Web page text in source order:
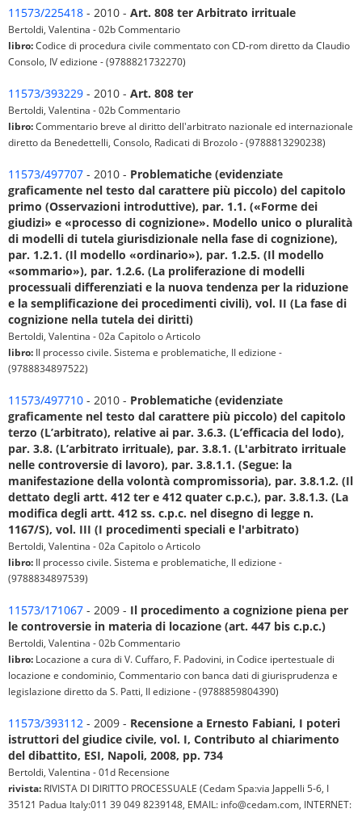
11573/225418 - 2010 - Art. 808 ter Arbitrato irrituale
Bertoldi, Valentina - 02b Commentario
libro:Codice di procedura civile commentato con CD-rom diretto da Claudio
Consolo, IV edizione - (9788821732270)
11573/393229 - 2010 - Art. 808 ter
Bertoldi, Valentina - 02b Commentario
libro:Commentario breve al diritto dell'arbitrato nazionale ed internazionale
diretto da Benedettelli, Consolo, Radicati di Brozolo - (9788813290238)
11573/497707 - 2010 - Problematiche (evidenziate
graficamente nel testo dal carattere più piccolo) del capitolo
primo (Osservazioni introduttive), par. 1.1. («Forme dei
giudizi» e «processo di cognizione». Modello unico o pluralità
di modelli di tutela giurisdizionale nella fase di cognizione),
par. 1.2.1. (Il modello «ordinario»), par. 1.2.5. (Il modello
«sommario»), par. 1.2.6. (La proliferazione di modelli
processuali differenziati e la nuova tendenza per la riduzione
e la semplificazione dei procedimenti civili), vol. II (La fase di
cognizione nella tutela dei diritti)
Bertoldi, Valentina - 02a Capitolo o Articolo
libro: Il processo civile. Sistema e problematiche, II edizione -
(9788834897522)
11573/497710 - 2010 - Problematiche (evidenziate
graficamente nel testo dal carattere più piccolo) del capitolo
terzo (L’arbitrato), relative ai par. 3.6.3. (L’efficacia del lodo),
par. 3.8. (L’arbitrato irrituale), par. 3.8.1. (L'arbitrato irrituale
nelle controversie di lavoro), par. 3.8.1.1. (Segue: la
manifestazione della volontà compromissoria), par. 3.8.1.2. (Il
dettato degli artt. 412 ter e 412 quater c.p.c.), par. 3.8.1.3. (La
modifica degli artt. 412 ss. c.p.c. nel disegno di legge n.
1167/S), vol. III (I procedimenti speciali e l'arbitrato)
Bertoldi, Valentina - 02a Capitolo o Articolo
libro: Il processo civile. Sistema e problematiche, II edizione -
(9788834897539)
11573/171067 - 2009 - Il procedimento a cognizione piena per
le controversie in materia di locazione (art. 447 bis c.p.c.)
Bertoldi, Valentina - 02b Commentario
libro: Locazione a cura di V. Cuffaro, F. Padovini, in Codice ipertestuale di
locazione e condominio, Commentario con banca dati di giurisprudenza e
legislazione diretto da S. Patti, II edizione - (9788859804390)
11573/393112 - 2009 - Recensione a Ernesto Fabiani, I poteri
istruttori del giudice civile, vol. I, Contributo al chiarimento
del dibattito, ESI, Napoli, 2008, pp. 734
Bertoldi, Valentina - 01d Recensione
rivista: RIVISTA DI DIRITTO PROCESSUALE (Cedam Spa:via Jappelli 5-6, I
35121 Padua Italy:011 39 049 8239148, EMAIL: info@cedam.com, INTERNET: